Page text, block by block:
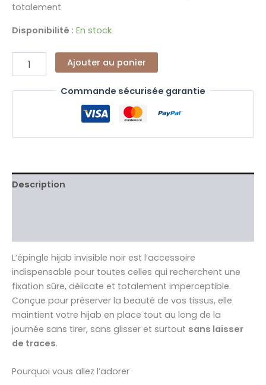
totalement
Disponibilité : En stock
Ajouter au panier
Commande sécurisée garantie
Description
L’épingle hijab invisible noir est l’accessoire
indispensable pour toutes celles qui recherchent une
fixation sûre, délicate et totalement imperceptible.
Conçue pour préserver la beauté de vos tissus, elle
maintient votre hijab en place tout au long de la
journée sans tirer, sans glisser et surtout sans laisser
de traces.
Pourquoi vous allez l’adorer